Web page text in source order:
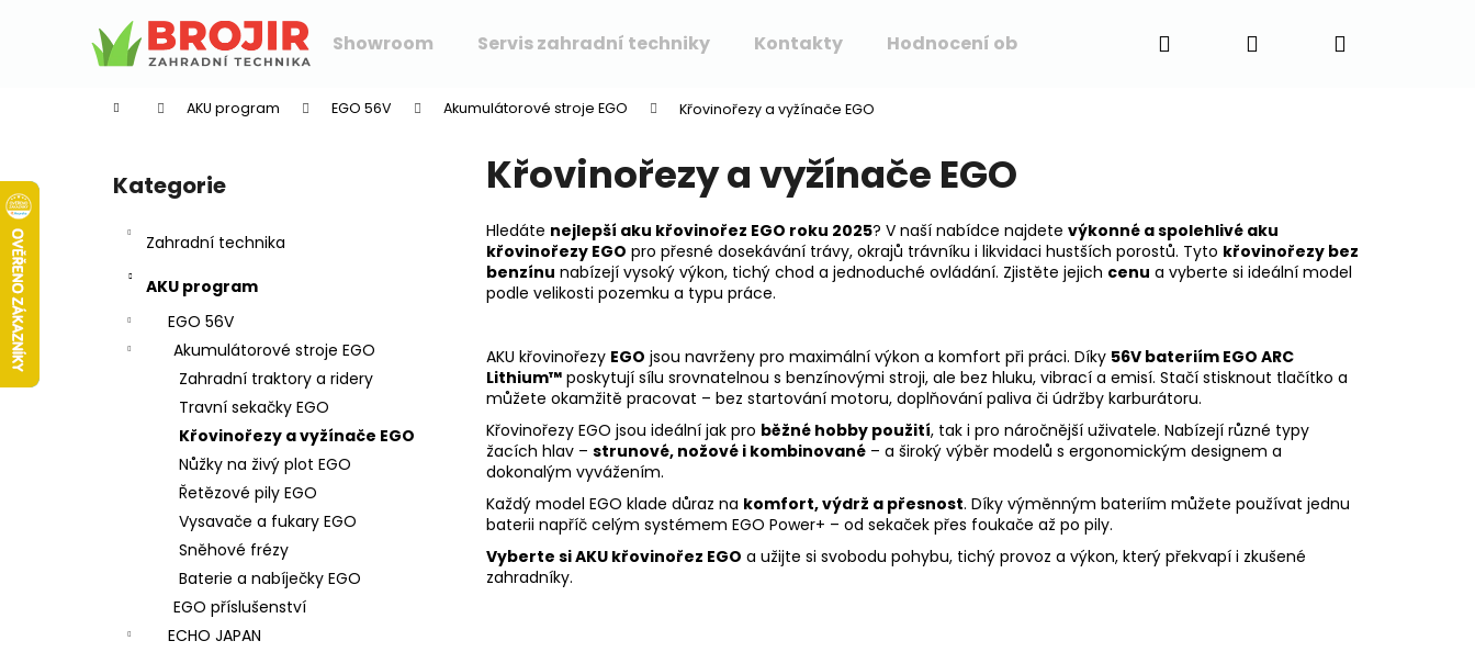
Showroom Servis zahradní techniky Kontakty Hodnocení obchodu Napište nám
Hledat PřihlášeníNákupní
AKU program EGO 56V Akumulátorové stroje EGO Křovinořezy a vyžínače EGO
Přeskočit
kategorie
Kategorie
Zahradní technika
AKU program
EGO 56V
Akumulátorové stroje EGO
Zahradní traktory a ridery
Travní sekačky EGO
Křovinořezy a vyžínače EGO
Nůžky na živý plot EGO
Řetězové pily EGO
Vysavače a fukary EGO
Sněhové frézy
Baterie a nabíječky EGO
EGO příslušenství
ECHO JAPAN
Křovinořezy a vyžínače EGO
Hledáte nejlepší aku křovinořez EGO roku 2025? V naší nabídce najdete výkonné a spolehlivé aku
křovinořezy EGO pro přesné dosekávání trávy, okrajů trávníku i likvidaci hustších porostů. Tyto křovinořezy bez
benzínu nabízejí vysoký výkon, tichý chod a jednoduché ovládání. Zjistěte jejich cenu a vyberte si ideální model
podle velikosti pozemku a typu práce.
AKU křovinořezy EGO jsou navrženy pro maximální výkon a komfort při práci. Díky 56V bateriím EGO ARC
Lithium™ poskytují sílu srovnatelnou s benzínovými stroji, ale bez hluku, vibrací a emisí. Stačí stisknout tlačítko a
můžete okamžitě pracovat – bez startování motoru, doplňování paliva či údržby karburátoru.
Křovinořezy EGO jsou ideální jak pro běžné hobby použití, tak i pro náročnější uživatele. Nabízejí různé typy
žacích hlav – strunové, nožové i kombinované – a široký výběr modelů s ergonomickým designem a
dokonalým vyvážením.
Každý model EGO klade důraz na komfort, výdrž a přesnost. Díky výměnným bateriím můžete používat jednu
baterii napříč celým systémem EGO Power+ – od sekaček přes foukače až po pily.
Vyberte si AKU křovinořez EGO a užijte si svobodu pohybu, tichý provoz a výkon, který překvapí i zkušené
zahradníky.
Zpět
Zpět
Co potřebujete najít?
Doporučujeme